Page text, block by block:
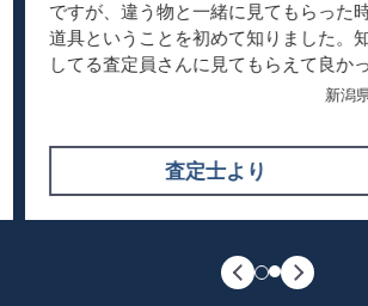
ですが、違う物と一緒に見てもらった
道具ということを初めて知りました。
してる査定員さんに見てもらえて良か
新潟
査定士より
茶則とは茶葉を測る道具で、仙媒や
なく、アジアの方々には美術品として